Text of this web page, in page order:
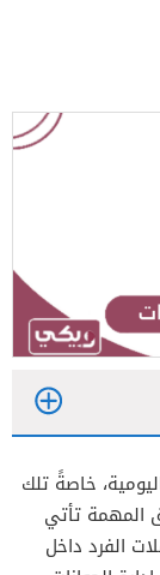
خاصةً تلك
المهمة تأتي
الفرد داخل